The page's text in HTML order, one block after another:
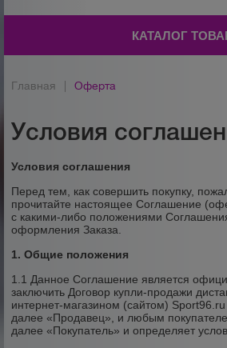
КАТАЛОГ
Главная Оферта
Условия
Условия соглашения
Перед тем, как совершить покупку,
прочитайте настоящее Соглашение
с какими-либо положениями
оформления Заказа.
1. Общие положения
1.1 Данное Соглашение является
заключить Договор купли-продажи
интернет-магазином (сайтом)
далее «Продавец», и любым
далее «Покупатель» и определяет